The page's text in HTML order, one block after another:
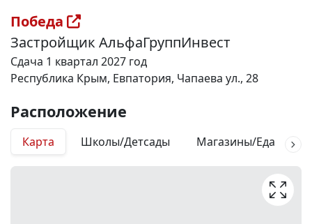
Победа
Застройщик АльфаГруппИнвест
Сдача 1 квартал 2027 год
Республика Крым, Евпатория, Чапаева ул., 28
Расположение
Карта Школы/Детсады Магазины/Еда